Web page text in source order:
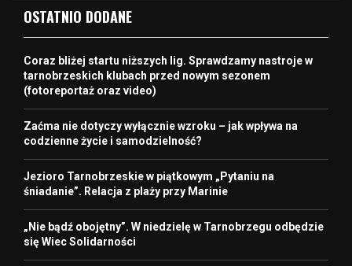
OSTATNIO DODANE
Coraz bliżej startu niższych lig. Sprawdzamy nastroje w
tarnobrzeskich klubach przed nowym sezonem
(fotoreportaż oraz video)
Zaćma nie dotyczy wyłącznie wzroku – jak wpływa na
codzienne życie i samodzielność?
Jezioro Tarnobrzeskie w piątkowym „Pytaniu na
śniadanie”. Relacja z plaży przy Marinie
„Nie bądź obojętny”. W niedzielę w Tarnobrzegu odbędzie
się Wiec Solidarności